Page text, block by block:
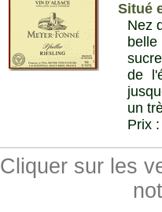
Situé
Nez
de
un
Prix
Cliquer sur les